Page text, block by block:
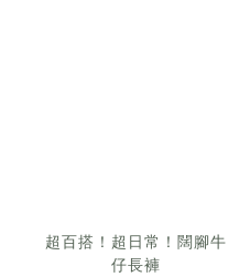
超百搭！超日常！闊腳牛
仔長褲